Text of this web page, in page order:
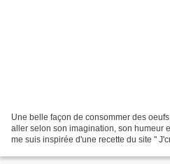
Une belle façon de consommer des
aller selon son imagination, son humeur
me suis inspirée d'une recette du site "